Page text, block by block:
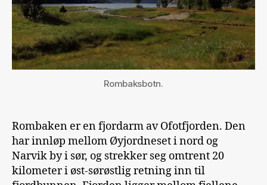
Rombaksbotn.
Rombaken er en fjordarm av Ofotfjorden. Den
har innløp mellom Øyjordneset i nord og
Narvik by i sør, og strekker seg omtrent 20
kilometer i øst-sørøstlig retning inn til